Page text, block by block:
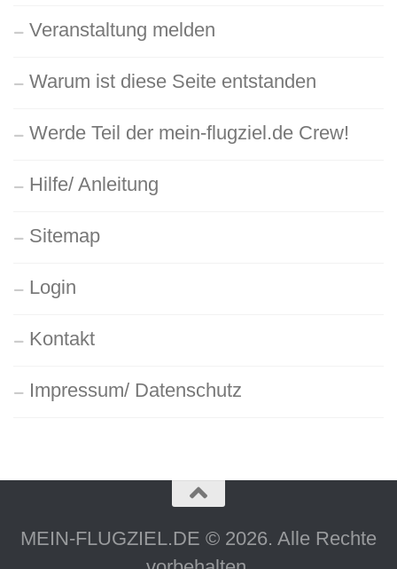
Veranstaltung melden
Warum ist diese Seite entstanden
Werde Teil der mein-flugziel.de Crew!
Hilfe/ Anleitung
Sitemap
Login
Kontakt
Impressum/ Datenschutz
MEIN-FLUGZIEL.DE © 2026. Alle Rechte